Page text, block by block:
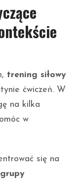
trening siłowy
ćwiczeń. W
na kilka
w
się na